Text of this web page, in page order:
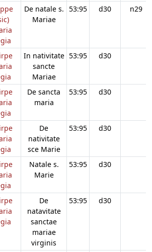
De natale s.
Mariae
53:95 d30 n29
In nativitate
sancte
Mariae
53:95 d30
De sancta
maria
53:95 d30
De
nativitate
sce Marie
53:95 d30
Natale s.
Marie
53:95 d30
De
natavitate
sanctae
mariae
virginis
53:95 d30